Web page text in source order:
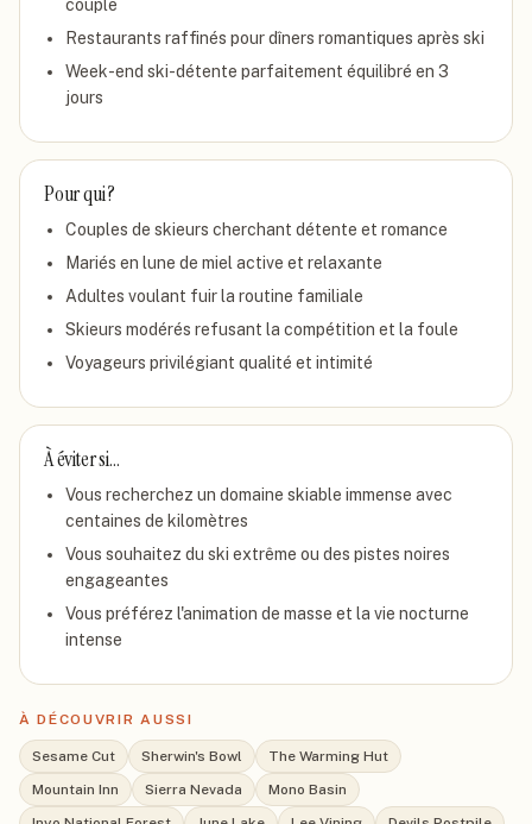
couple
Restaurants raffinés pour dîners romantiques après ski
Week-end ski-détente parfaitement équilibré en 3
jours
Pour qui ?
Couples de skieurs cherchant détente et romance
Mariés en lune de miel active et relaxante
Adultes voulant fuir la routine familiale
Skieurs modérés refusant la compétition et la foule
Voyageurs privilégiant qualité et intimité
À éviter si…
Vous recherchez un domaine skiable immense avec
centaines de kilomètres
Vous souhaitez du ski extrême ou des pistes noires
engageantes
Vous préférez l'animation de masse et la vie nocturne
intense
À DÉCOUVRIR AUSSI
Sesame Cut Sherwin's Bowl
The Warming Hut
Mountain Inn
Sierra Nevada
Mono Basin